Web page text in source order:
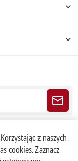
z naszych
cookies. Zaznacz